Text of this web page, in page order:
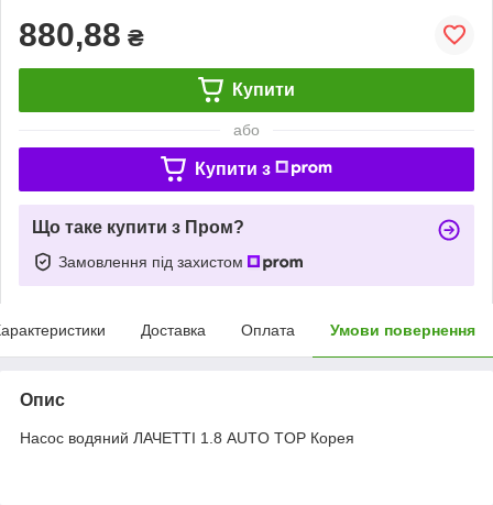
880,88 ₴
Купити
або
Купити з
Що таке купити з Пром?
Замовлення під захистом
Доставка Оплата Умови повернення
Опис
Насос водяний ЛАЧЕТТІ 1.8 AUTO TOP Корея